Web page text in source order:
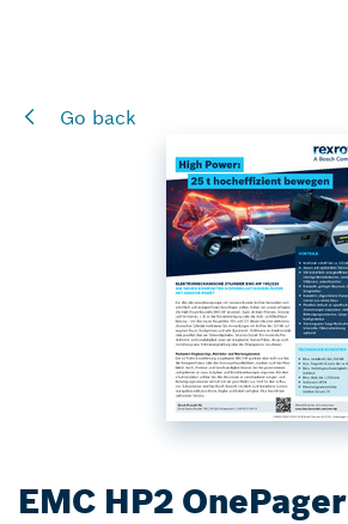
Go back
EMC HP2 OnePager